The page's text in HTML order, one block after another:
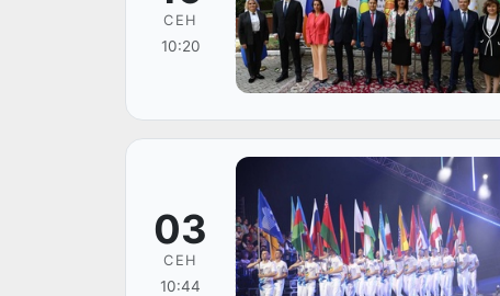
СЕН
10:20
03
СЕН
10:44